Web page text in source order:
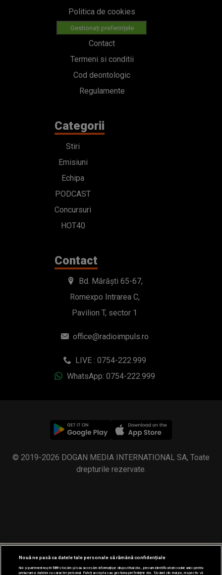
Politica de cookies
Gestionați preferințele
Contact
Termeni si conditii
Cod deontologic
Regulamente
Categorii
Stiri
Emisiuni
Echipa
PODCAST
Concursuri
HOT40
Contact
Bd. Mărăști 65-67,
Romexpo Intrarea C,
Pavilion T, sector 1
office@radioimpuls.ro
LIVE : 0754-222.999
WhatsApp: 0754-222.999
© 2019-2026 DOGAN MEDIA INTERNATIONAL SA, Toate
drepturile rezervate.
Nouă ne pasă ca datele tale personale să rămână confidențiale
Noi și partenerii noștri589stocăm și/sau accesăm informații pe dispozitivul dvs., precum identificatorii cookie unici pentru
prelucrarea datelor cu caracter personal. Puteți accepta sau gestiona preferințele dvs. făcând clic mai jos, respectiv vă